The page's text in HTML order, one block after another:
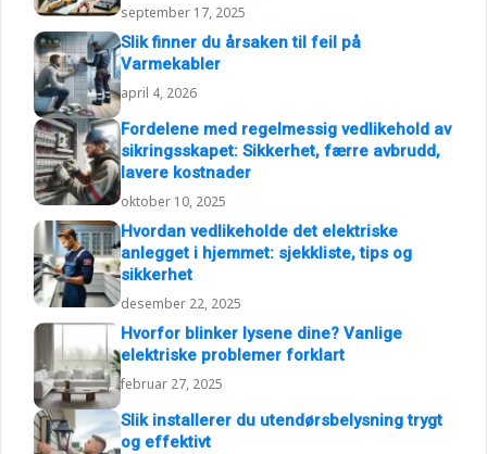
september 17, 2025
Slik finner du årsaken til feil på
Varmekabler
april 4, 2026
Fordelene med regelmessig vedlikehold av
sikringsskapet: Sikkerhet, færre avbrudd,
lavere kostnader
oktober 10, 2025
Hvordan vedlikeholde det elektriske
anlegget i hjemmet: sjekkliste, tips og
sikkerhet
desember 22, 2025
Hvorfor blinker lysene dine? Vanlige
elektriske problemer forklart
februar 27, 2025
Slik installerer du utendørsbelysning trygt
og effektivt